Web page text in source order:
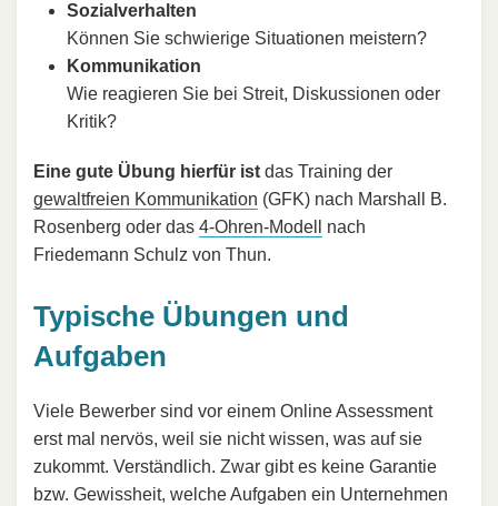
Sozialverhalten
Können Sie schwierige Situationen meistern?
Kommunikation
Wie reagieren Sie bei Streit, Diskussionen oder
Kritik?
Eine gute Übung hierfür ist das Training der
gewaltfreien Kommunikation (GFK) nach Marshall B.
Rosenberg oder das 4-Ohren-Modell
nach
Friedemann Schulz von Thun.
Typische Übungen und
Aufgaben
Viele Bewerber sind vor einem Online Assessment
erst mal nervös, weil sie nicht wissen, was auf sie
zukommt. Verständlich. Zwar gibt es keine Garantie
bzw. Gewissheit, welche Aufgaben ein Unternehmen